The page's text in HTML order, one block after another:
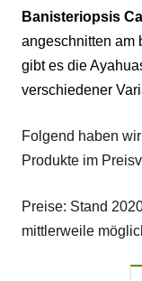
Banisteriopsis
angeschnitten am
gibt es die
verschiedener
Folgend haben
Produkte im
Preise: Stand
mittlerweile